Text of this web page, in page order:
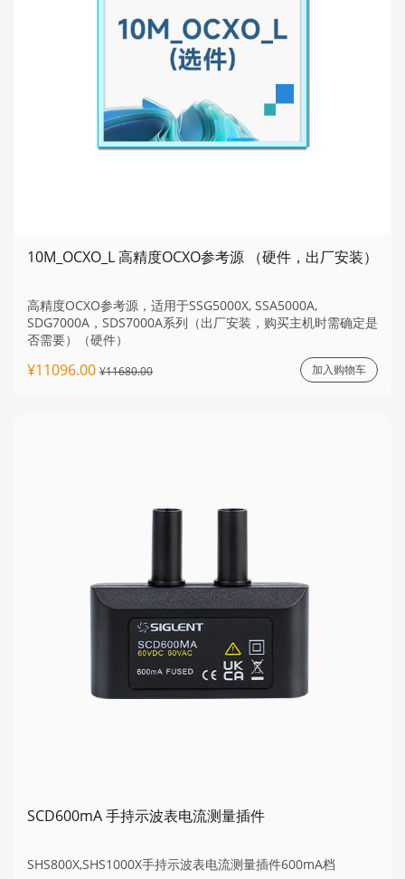
10M_OCXO_L 高精度OCXO参考源 （硬件，出厂安装）
高精度OCXO参考源，适用于SSG5000X, SSA5000A,
SDG7000A，SDS7000A系列（出厂安装，购买主机时需确定是
否需要）（硬件）
¥11096.00 ¥11680.00 加入购物车
SCD600mA 手持示波表电流测量插件
SHS800X,SHS1000X手持示波表电流测量插件600mA档